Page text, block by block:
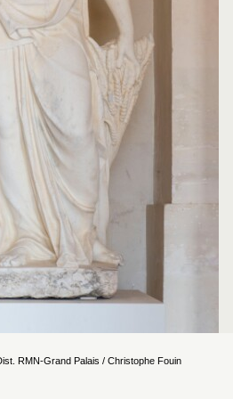
RMN-Grand Palais / Christophe Fouin